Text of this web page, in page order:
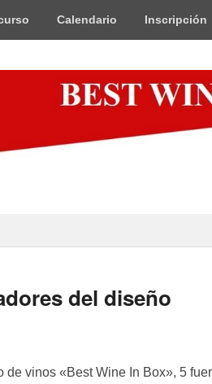
Calendario Inscripción
del diseño
vinos «Best Wine In Box», 5